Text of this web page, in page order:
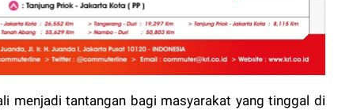
menjadi tantangan bagi masyarakat yang tinggal di